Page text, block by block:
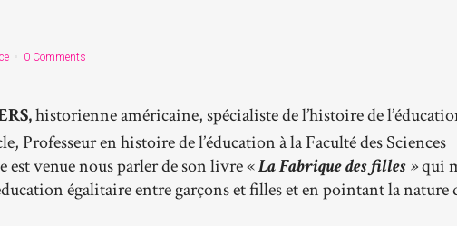
0 Comments
historienne américaine, spécialiste de l’histoire de
Professeur en histoire de l’éducation à la Faculté des Sciences
est venue nous parler de son livre «La Fabrique des filles»qui
égalitaire entre garçons et filles et en pointant la nature